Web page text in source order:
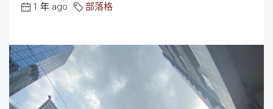
1 年 ago 部落格